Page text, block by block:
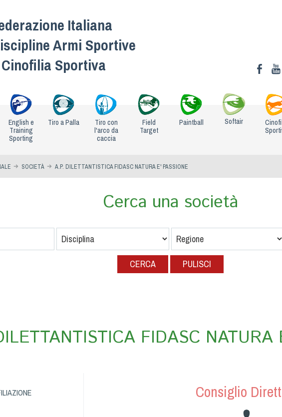
Italiana
Armi Sportive
Sportiva
English e
Training
Sporting
Tiro a Palla
Tiro con
l'arco da
caccia
Field
Target
Paintball Softair
SOCIETÀ A.P. DILETTANTISTICA FIDASC NATURA E' PASSIONE
Cerca una società
PULISCI
FIDASC NATURA
Consiglio